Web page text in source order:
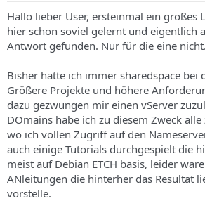
r
e
s
h
e
m
a
s
n
g
s
d
t
u
m
Hallo lieber User, ersteinmal ein großes
hier schon soviel gelernt und eigentlich
Antwort gefunden. Nur für die eine nicht.
Bisher hatte ich immer sharedspace bei
Größere Projekte und höhere
dazu gezwungen mir einen vServer
DOmains habe ich zu diesem Zweck
wo ich vollen Zugriff auf den
auch einige Tutorials durchgespielt die
meist auf Debian ETCH basis, leider
ANleitungen die hinterher das Resultat
vorstelle.